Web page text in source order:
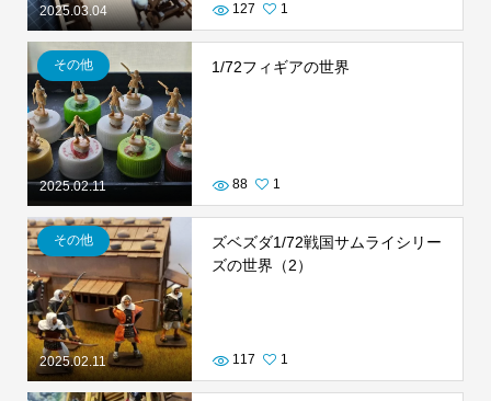
2025.03.04 127 1
2025.02.11
その他 1/72フィギアの世界
88 1
2025.02.11
その他
ズベズダ1/72戦国サムライシリー
ズの世界（2）
117 1